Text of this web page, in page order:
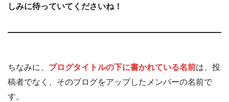
しみに待っていてくださいね！
ちなみに、 ブログタイトルの下に書かれている名前は、投
稿者でなく、そのブログをアップしたメンバーの名前で
す。